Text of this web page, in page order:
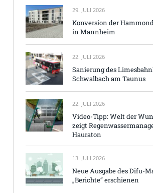
29. JULI 2026
Konversion der
in Mannheim
22. JULI 2026
Sanierung des
Schwalbach am Taunus
22. JULI 2026
Video-Tipp: Welt der
zeigt
Hauraton
13. JULI 2026
Neue Ausgabe des Difu-
„Berichte“ erschienen